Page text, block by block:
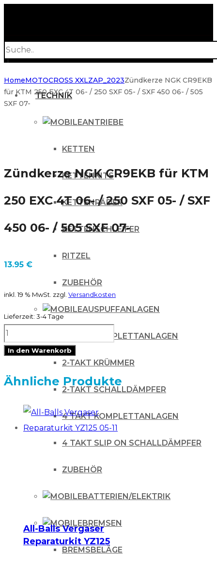
search
TECHNIK
ANTRIEBE
KETTEN
KETTENKITS
KETTENRÄDER
KETTENSCHLEIFER
RITZEL
ZUBEHÖR
AUSPUFFANLAGEN
2-TAKT KOMPLETTANLAGEN
2-TAKT KRÜMMER
2-TAKT SCHALLDÄMPFER
4 TAKT KOMPLETTANLAGEN
4 TAKT SLIP ON SCHALLDÄMPFER
ZUBEHÖR
BATTERIEN/ELEKTRIK
BREMSEN
BREMSBELÄGE
HomeMOTOCROSS XXLZAP_2023Zündkerze NGK CR9EKB
für KTM 250 EXC 4T 06- / 250 SXF 05- / SXF 450 06- / 505
SXF 07-
Zündkerze NGK CR9EKB für KTM
250 EXC 4T 06- / 250 SXF 05- / SXF
450 06- / 505 SXF 07-
13.95 €
inkl. 19 % MwSt. zzgl. Versandkosten
Lieferzeit: 3-4 Tage
Zündkerze
NGK
für
EXC
In den Warenkorb
Ähnliche Produkte
All-Balls Vergaser
Reparaturkit YZ125